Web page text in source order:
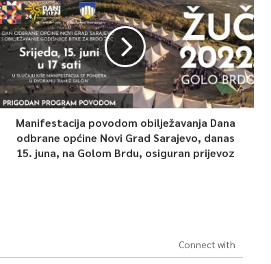
Manifestacija povodom obilježavanja Dana
odbrane općine Novi Grad Sarajevo, danas
15. juna, na Golom Brdu, osiguran prijevoz
Connect with